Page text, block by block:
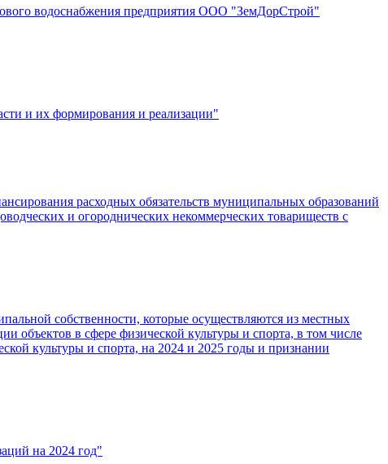
водоснабжения предприятия ООО "ЗемДорСтрой"
и их формирования и реализации"
расходных обязательств муниципальных образований
и огороднических некоммерческих товариществ с
собственности, которые осуществляются из местных
объектов в сфере физической культуры и спорта, в том числе
культуры и спорта, на 2024 и 2025 годы и признании
на 2024 год"